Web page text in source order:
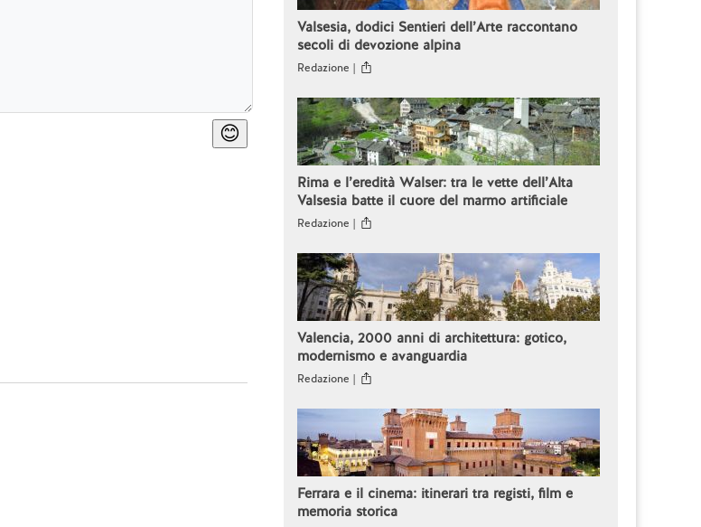
😊
Valsesia, dodici Sentieri dell’Arte raccontano
secoli di devozione alpina
Redazione |
Rima e l’eredità Walser: tra le vette dell’Alta
Valsesia batte il cuore del marmo artificiale
Redazione |
Valencia, 2000 anni di architettura: gotico,
modernismo e avanguardia
Redazione |
Ferrara e il cinema: itinerari tra registi, film e
memoria storica